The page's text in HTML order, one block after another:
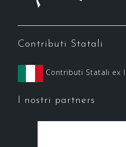
Contributi Statali
Contributi Statali ex
I nostri partners